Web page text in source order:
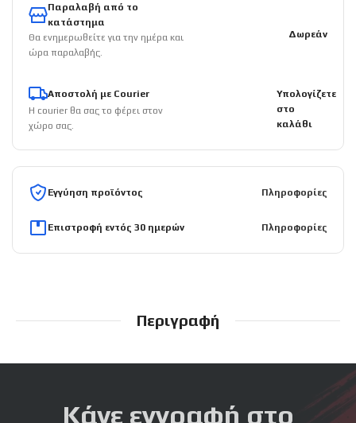
Παραλαβή από το
κατάστημα
Θα ενημερωθείτε για την ημέρα και
ώρα παραλαβής.
Δωρεάν
Αποστολή με Courier
Η courier θα σας το φέρει στον
χώρο σας.
Υπολογίζετε
στο
καλάθι
Εγγύηση προϊόντος Πληροφορίες
Επιστροφή εντός 30 ημερών Πληροφορίες
Περιγραφή
Κάνε εγγραφή στο